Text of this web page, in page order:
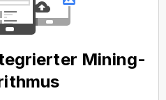
Mining-